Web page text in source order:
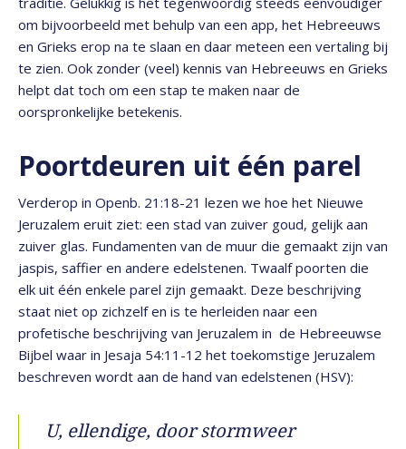
om bijvoorbeeld met behulp van een app, het Hebreeuws
en Grieks erop na te slaan en daar meteen een vertaling bij
te zien. Ook zonder (veel) kennis van Hebreeuws en Grieks
helpt dat toch om een stap te maken naar de
oorspronkelijke betekenis.
Poortdeuren uit één parel
Verderop in Openb. 21:18-21 lezen we hoe het Nieuwe
Jeruzalem eruit ziet: een stad van zuiver goud, gelijk aan
zuiver glas. Fundamenten van de muur die gemaakt zijn van
jaspis, saffier en andere edelstenen. Twaalf poorten die
elk uit één enkele parel zijn gemaakt. Deze beschrijving
staat niet op zichzelf en is te herleiden naar een
profetische beschrijving van Jeruzalem in de Hebreeuwse
Bijbel waar in Jesaja 54:11-12 het toekomstige Jeruzalem
beschreven wordt aan de hand van edelstenen (HSV):
U, ellendige, door stormweer